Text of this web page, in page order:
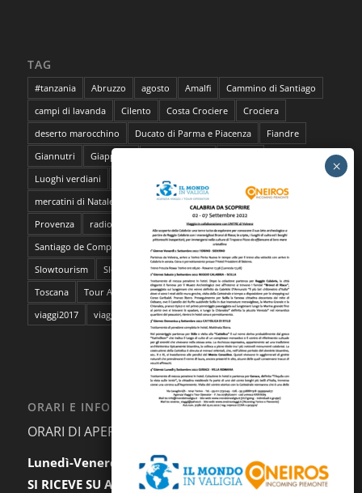
TAG
#tanzania Abruzzo agosto Amalfi
Cammino di Santiago
campi di lavanda
Cilento Costa Crociere
Crociera
deserto marocchino
Ducato di Parma e Piacenza
Fiandre
Giannutri
Giappone
Luoghi verdiani
Marocco
mercatini di Natale
pantelleria Parma
Pescara
Provenza
radioMBun safari fotografico
Santiago de Compostela
sentieri dell'ocra Sicilia
Slowtourism
Slow Trekking Soggiorno a Ischia
Toscana
Tour Abruzzo tour Giappone viaggi
viaggi2016
viaggi2017
viaggi da film
ORARI E INFORMAZIONI
ORARI DI APERTURA AL PUBBLICO:
Lunedì-Venerdì:
9.30-12.30 / 15.00-18.00
SI RICEVE SU APPUNTAMENTO